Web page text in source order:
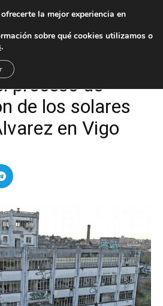
proceso de
de los solares
en Vigo
la mejor experiencia en
sobre qué cookies utilizamos o
.